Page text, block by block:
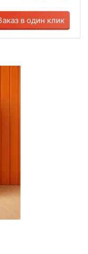
в один клик